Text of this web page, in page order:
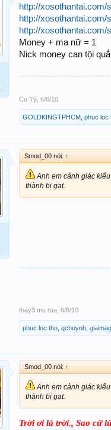
http://xosothantai.com/
http://xosothantai.com/
http://xosothantai.com/
Money + ma nữ = 1
Nick money can tội
Cu Tý 6/6/10
GOLDKINGTPHCM phuc loc
Smod_00 nói: ↑
Anh em cảnh giác
thành bị gạt.
thay3 mu rua 6/6/10
phuc loc tho qchuynh
Smod_00 nói: ↑
Anh em cảnh giác
thành bị gạt.
Trời ơi là trời., Sao cứ